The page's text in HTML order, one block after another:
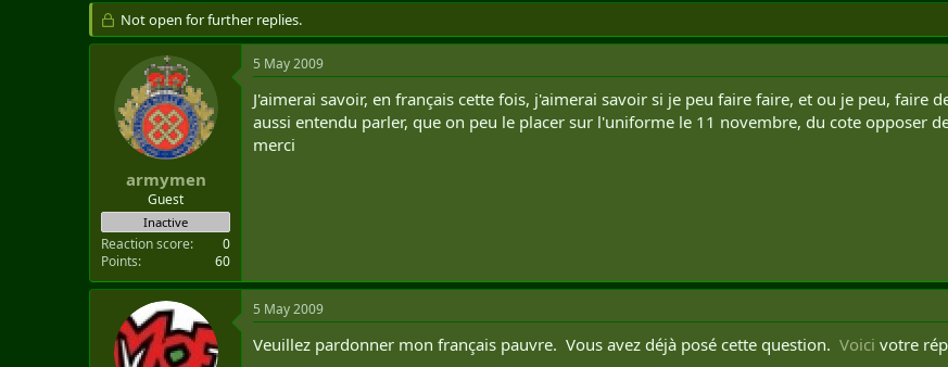
d
s
t
d
a
t
e
Not open for further replies.
armymen
Guest
Inactive
Reaction score
0
Points
60
5 May 2009
J'aimerai savoir, en français cette fois, j'aimerai savoir si je peu faire faire, et ou je peu, faire
aussi entendu parler, que on peu le placer sur l'uniforme le 11 novembre, du cote opposer
merci
5 May 2009
Veuillez pardonner mon français pauvre. Vous avez déjà posé cette question. Voici votre